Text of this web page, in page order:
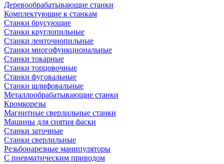
Деревообрабатывающие станки
Комплектующие к станкам
Станки брусующие
Станки круглопильные
Станки ленточнопильные
Станки многофункциональные
Станки токарные
Станки торцовочные
Станки фуговальные
Станки шлифовальные
Металлообрабатывающие станки
Кромкорезы
Магнитные сверлильные станки
Машины для снятия фаски
Станки заточные
Станки сверлильные
Резьбонарезные манипуляторы
С пневматическим приводом